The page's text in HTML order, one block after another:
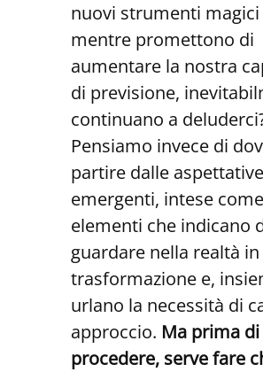
nuovi strumenti magici
mentre promettono di
aumentare la nostra
di previsione,
continuano a
Pensiamo invece di
partire dalle aspettative
emergenti, intese come
elementi che indicano
guardare nella realtà in
trasformazione e,
urlano la necessità di
approccio. Ma prima di
procedere, serve fare